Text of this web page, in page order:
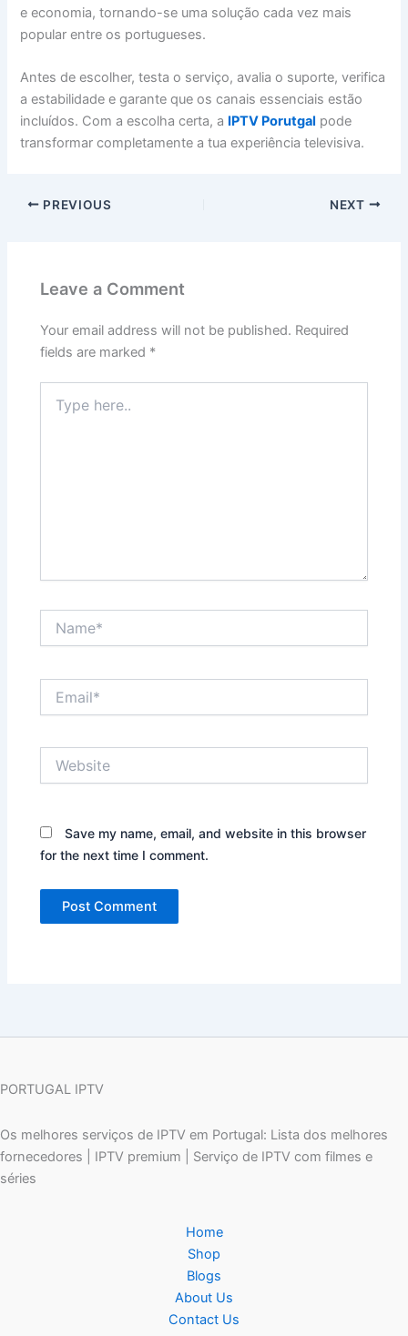
e economia, tornando-se uma solução cada vez mais
popular entre os portugueses.
Antes de escolher, testa o serviço, avalia o suporte, verifica
a estabilidade e garante que os canais essenciais estão
incluídos. Com a escolha certa, a IPTV Porutgal pode
transformar completamente a tua experiência televisiva.
PREVIOUS NEXT
Leave a Comment
Your email address will not be published. Required
fields are marked *
here..
Save my name, email, and website in this browser
for the next time I comment.
PORTUGAL IPTV
Os melhores serviços de IPTV em Portugal: Lista dos melhores
fornecedores | IPTV premium | Serviço de IPTV com filmes e
séries
Home
Shop
Blogs
About Us
Contact Us